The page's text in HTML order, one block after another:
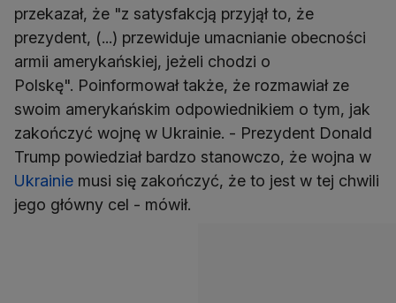
przekazał, że "z satysfakcją przyjął to, że
prezydent, (...) przewiduje umacnianie obecności
armii amerykańskiej, jeżeli chodzi o
Polskę". Poinformował także, że rozmawiał ze
swoim amerykańskim odpowiednikiem o tym, jak
zakończyć wojnę w Ukrainie. - Prezydent Donald
Trump powiedział bardzo stanowczo, że wojna w
Ukrainie musi się zakończyć, że to jest w tej chwili
jego główny cel - mówił.